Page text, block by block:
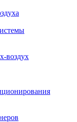
воздух